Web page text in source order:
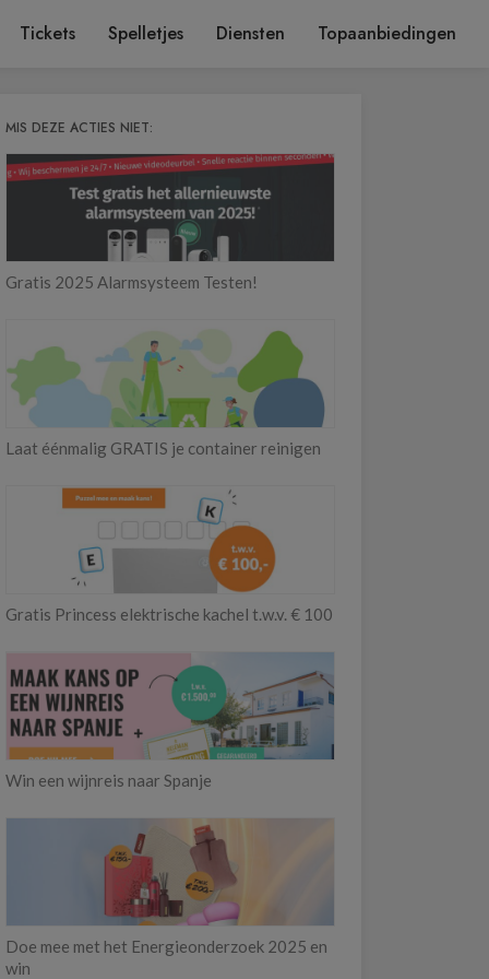
Tickets Spelletjes Diensten Topaanbiedingen
MIS DEZE ACTIES NIET:
Gratis 2025 Alarmsysteem Testen!
Laat éénmalig GRATIS je container reinigen
Gratis Princess elektrische kachel t.w.v. € 100
Win een wijnreis naar Spanje
Doe mee met het Energieonderzoek 2025 en
win